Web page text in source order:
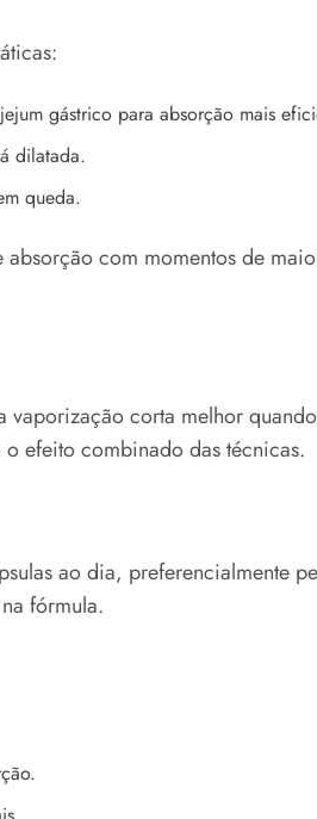
gástrico para absorção mais
dilatada.
queda.
com momentos de
corta melhor
efeito combinado das técnicas.
ao dia, preferencialmente
fórmula.